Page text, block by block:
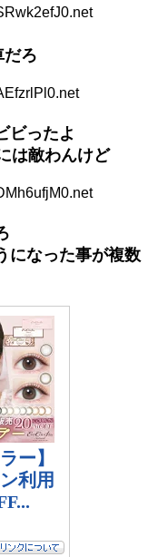
だろ
ビったよ
は敵わんけど
になった事が複数